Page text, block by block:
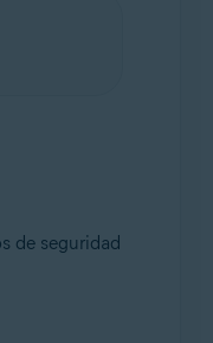
de seguridad